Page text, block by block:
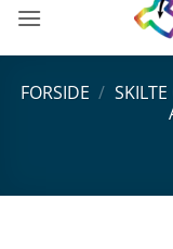
indhold
FORSIDE /